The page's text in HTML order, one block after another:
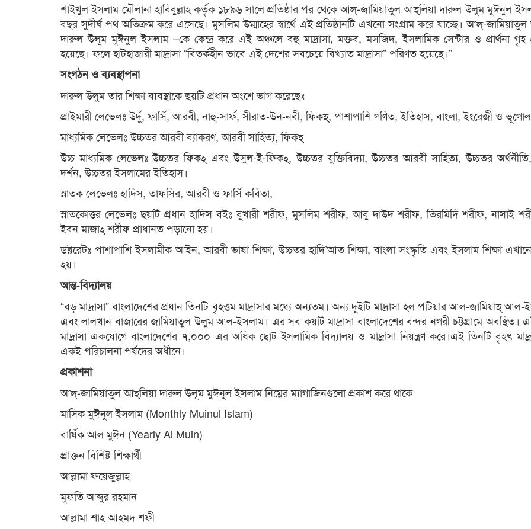
শাইখুল ইসলাম মৌলানা হাবিবুল্লাহ কর্তৃক ১৮৯৬ সালে প্রতিষ্ঠার পর থেকে আল্‌-জামিয়াতুল আহ্‌লিয়া দারুল উলূম মুঈনুল
বছর সুদীর্ঘ পথ অতিক্রম করে এসেছে। মুসলিম উম্মাহের স্বার্থে এই প্রতিষ্ঠানটি এখনো সংগ্রাম করে যাচ্ছে। আল্‌-
দারুল উলূম মুঈনুল ইসলাম –কে কেন্দ্র করে এই অঞ্চলে বহু মাদ্রাসা, মক্তব, মসজিদ, ইসলামিক সেন্টার ও প্রার্থনা গৃহ
হয়েছে। ফলে হাটহাজারী মাদ্রাসা “বিতর্কহীন ভাবে এই দেশের সবচেয়ে বিখ্যাত মাদ্রাসা” পরিণত হয়েছে।”
সংগঠন ও ব্যবস্থাপনা
দারুল উলুম তার শিক্ষা ব্যবস্থাকে ছয়টি প্রধান অংশে ভাগ করেছেঃ
প্রাইমারী লেভেলঃ উর্দু, ফার্সি, আরবী, নাহু-সার্ফ, সীরাত-উন-নবী, ফিকহ্‌, পাশাপাশি গণিত, ইতিহাস, বাংলা, ইংরেজী ও
মাধ্যমিক লেভেলঃ উচ্চতর আরবী ব্যাকরণ, আরবী সাহিত্য, ফিকহ্‌
উচ্চ মাধ্যমিক লেভেলঃ উচ্চতর ফিকহ্‌ এবং উসুল-ই-ফিকহ্‌, উচ্চতর যুক্তিবিদ্যা, উচ্চতর আরবী সাহিত্য, উচ্চতর
দর্শন, উচ্চতর ইসলামের ইতিহাস।
স্নাতক লেভেলঃ হাদিস, তাফসির, আরবী ও ফার্সি কবিতা,
স্নাতকোত্তর লেভেলঃ ছয়টি প্রধান হাদিস বইঃ বুখারী শরীফ, মুসলিম শরীফ, আবু দাউদ শরীফ, তিরমিদি শরীফ, নাসাই
ইবন মাজাহ্‌ শরীফ প্রাধানত পড়ানো হয়।
ডক্টরেটঃ পাশাপাশি ইসলামীক আইন, আরবী ভাষা শিক্ষা, উচ্চতর হাদি’আত শিক্ষা, বাংলা সংস্কৃতি এবং ইসলাম শিক্ষা
হয়।
আন্ত-বিদ্যালয়
“বড় মাদ্রাসা” বাংলাদেশের প্রধান তিনটি বৃহত্তম মাদ্রাসার মধ্যে অন্যতম। অন্য দুইটি মাদ্রাসা হল পটিয়ার আল-জামিয়াহ্‌ আল-
এবং লালখান বাজারের জামিয়াতুল উলুম আল-ইসলাম। এর সব কয়টি মাদ্রাসা বাংলাদেশের বন্দর নগরী চট্টগ্রামে অবস্থিত।
মাদ্রাসা একযোগে বাংলাদেশের ৭,০০০ এর অধিক ছোট ইসলামিক বিদ্যালয় ও মাদ্রাসা নিয়ন্ত্রণ করে।এই তিনটি বৃহৎ
একই পরিচালনা পর্ষদের অধীনে।
প্রকাশনা
আল্‌-জামিয়াতুল আহ্‌লিয়া দারুল উলূম মুঈনুল ইসলাম নিম্নের ম্যাগাজিনগুলো প্রকাশ করে থাকে
মাসিক মুঈনুল ইসলাম (Monthly Muinul Islam)
বার্ষিক আল মুঈন (Yearly Al Muin)
প্রাক্তন বিশিষ্ট শিক্ষার্থী
আল্লামা ফয়েজুল্লাহ
মুফতি আব্দুর রহমান
আল্লামা শাহ আহমদ শফী